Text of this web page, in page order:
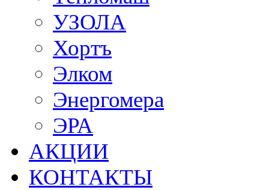
УЗОЛА
Хортъ
Элком
Энергомера
ЭРА
АКЦИИ
КОНТАКТЫ